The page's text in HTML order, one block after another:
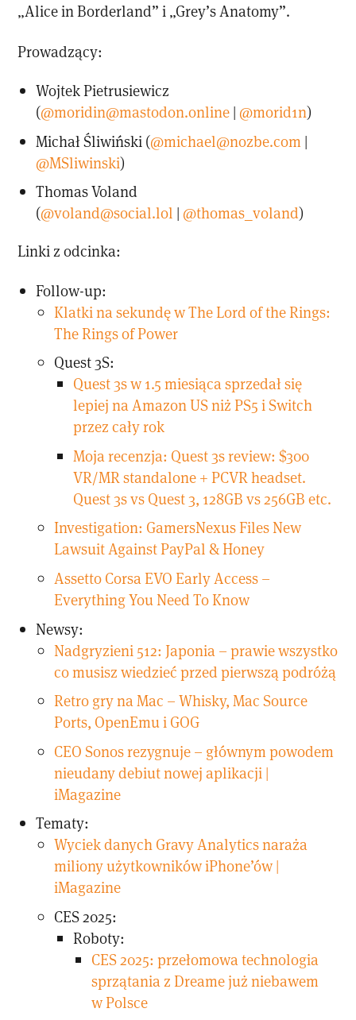
„Alice in Borderland” i „Grey’s Anatomy”.
Prowadzący:
Wojtek Pietrusiewicz
(@moridin@mastodon.online | @morid1n)
Michał Śliwiński (@michael@nozbe.com |
@MSliwinski)
Thomas Voland
(@voland@social.lol | @thomas_voland)
Linki z odcinka:
Follow-up:
Klatki na sekundę w The Lord of the Rings:
The Rings of Power
Quest 3S:
Quest 3s w 1.5 miesiąca sprzedał się
lepiej na Amazon US niż PS5 i Switch
przez cały rok
Moja recenzja: Quest 3s review: $300
VR/MR standalone + PCVR headset.
Quest 3s vs Quest 3, 128GB vs 256GB etc.
Investigation: GamersNexus Files New
Lawsuit Against PayPal & Honey
Assetto Corsa EVO Early Access –
Everything You Need To Know
Newsy:
Nadgryzieni 512: Japonia – prawie wszystko
co musisz wiedzieć przed pierwszą podróżą
Retro gry na Mac – Whisky, Mac Source
Ports, OpenEmu i GOG
CEO Sonos rezygnuje – głównym powodem
nieudany debiut nowej aplikacji |
iMagazine
Tematy:
Wyciek danych Gravy Analytics naraża
miliony użytkowników iPhone’ów |
iMagazine
CES 2025:
Roboty:
CES 2025: przełomowa technologia
sprzątania z Dreame już niebawem
w Polsce